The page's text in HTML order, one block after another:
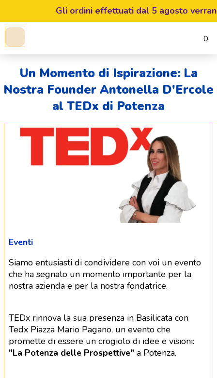
Gli ordini effettuati dal 5 agosto
0
Un Momento di Ispirazione: La
Nostra Founder Antonella D'Ercole
al TEDx di Potenza
Eventi
Siamo entusiasti di condividere con voi un evento
che ha segnato un momento importante per la
nostra azienda e per la nostra fondatrice.
TEDx rinnova la sua presenza in Basilicata con
Tedx Piazza Mario Pagano, un evento che
promette di essere un crogiolo di idee e visioni:
"La Potenza delle Prospettive" a Potenza.